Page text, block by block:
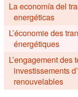
La economía del
energéticas
L’économie des
énergétiques
L’engagement
investissements
renouvelables